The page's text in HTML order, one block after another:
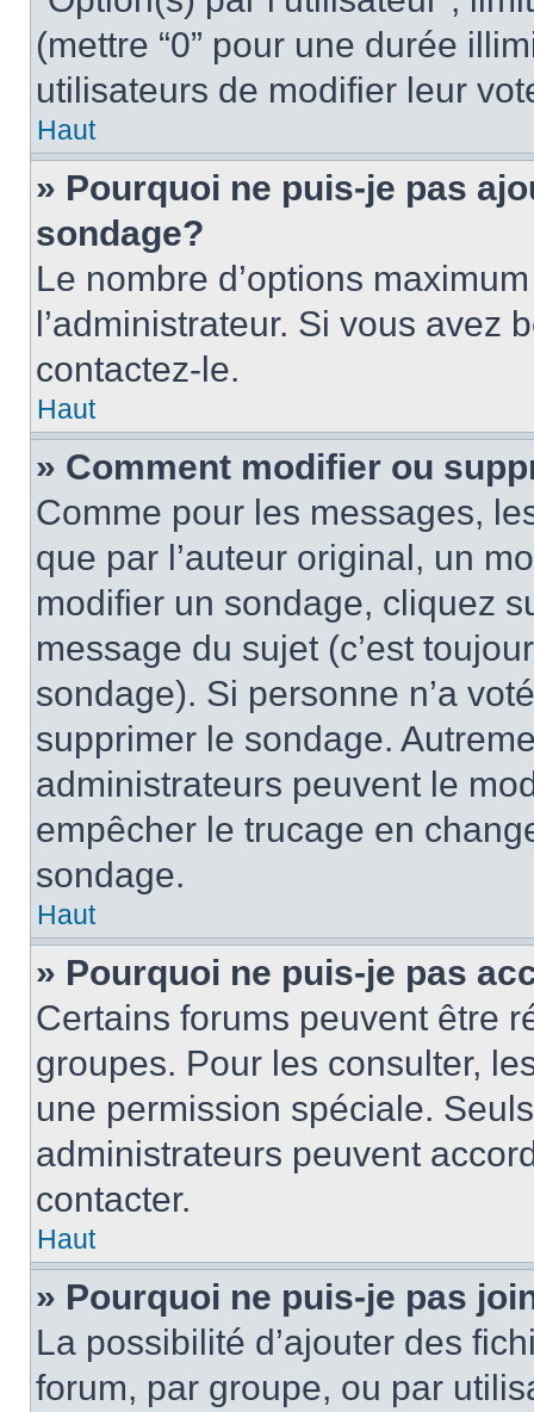
(mettre “0” pour une durée
utilisateurs de modifier leur
Haut
» Pourquoi ne puis-je pas
sondage?
Le nombre d’options
l’administrateur. Si vous avez
contactez-le.
Haut
» Comment modifier ou
Comme pour les messages,
que par l’auteur original, un
modifier un sondage, cliquez
message du sujet (c’est
sondage). Si personne n’a
supprimer le sondage.
administrateurs peuvent le
empêcher le trucage en
sondage.
Haut
» Pourquoi ne puis-je pas
Certains forums peuvent être
groupes. Pour les consulter,
une permission spéciale.
administrateurs peuvent
contacter.
Haut
» Pourquoi ne puis-je pas
La possibilité d’ajouter des
forum, par groupe, ou par